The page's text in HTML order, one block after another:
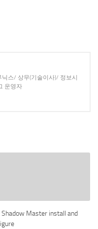
스/ 상무(기술이사)/ 정보시
운영자
Shadow Master install and